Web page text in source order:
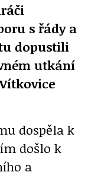
s řády a
dopustili
utkání
dospěla k
došlo k
a